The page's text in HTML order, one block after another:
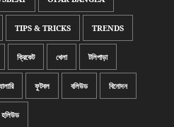
TIPS & TRICKS TRENDS
ক্রিকেট খেলা টলিপাড়া
ফুটবল বলিউড বিনোদন
হলিউড